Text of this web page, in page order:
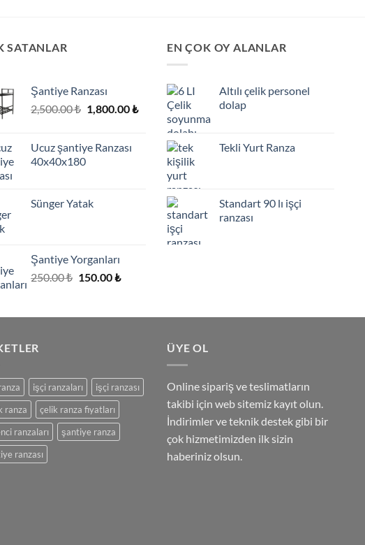
SATANLAR
Şantiye Ranzası
2,500.00₺ Orijinal
1,800.00₺Şu
andaki
1,800.00 ₺.
Ucuz şantiye Ranzası
40x40x180
Sünger Yatak
Şantiye Yorganları
250.00₺ Orijinal
150.00₺Şu
150.00 ₺.
EN ÇOK OY ALANLAR
Altılı çelik personel
dolap
Tekli Yurt Ranza
Standart 90 lı işçi
ranzası
işçi ranzaları
işçi ranzası
ranza
çelik ranza fiyatları
ranzaları
şantiye ranza
ranzası
ÜYE OL
Online sipariş ve teslimatların
takibi için web sitemiz kayıt olun.
İndirimler ve teknik destek gibi bir
çok hizmetimizden ilk sizin
haberiniz olsun.